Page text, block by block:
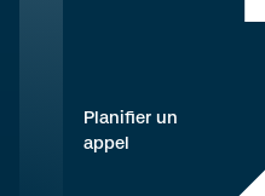
Planifier un
appel